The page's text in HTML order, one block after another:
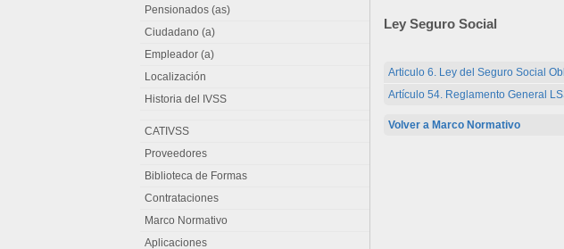
Ley Seguro Social
Articulo 6. Ley del Seguro Social
Artículo 54. Reglamento General
Volver a Marco Normativo
Pensionados (as)
Ciudadano (a)
Empleador (a)
Localización
Historia del IVSS
CATIVSS
Proveedores
Biblioteca de Formas
Contrataciones
Marco Normativo
Aplicaciones